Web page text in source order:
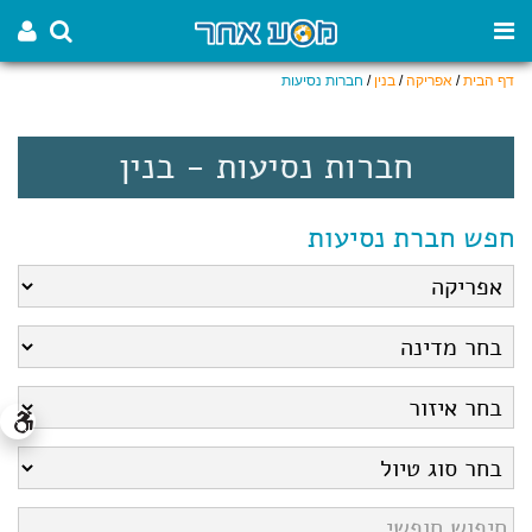
דף הבית/ אפריקה/ בנין / חברות נסיעות
חברות נסיעות - בנין
חפש חברת נסיעות